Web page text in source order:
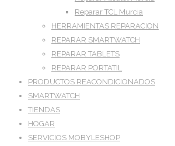
Reparar TCL Murcia
HERRAMIENTAS REPARACION
REPARAR SMARTWATCH
REPARAR TABLETS
REPARAR PORTATIL
PRODUCTOS REACONDICIONADOS
SMARTWATCH
TIENDAS
HOGAR
SERVICIOS MOBYLESHOP